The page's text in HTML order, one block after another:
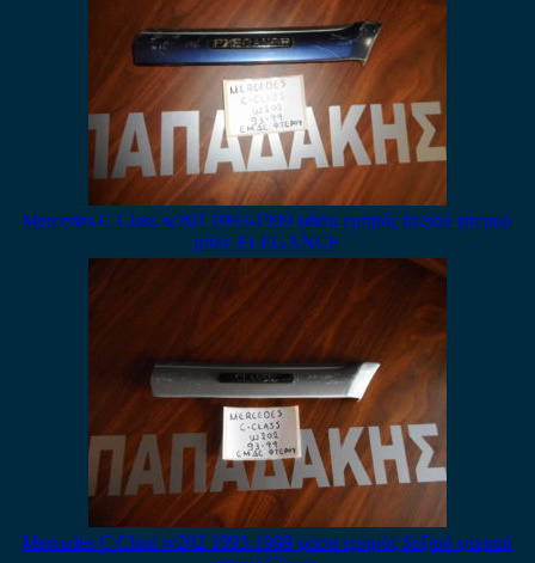
Mercedes C Class w202 1993-1999 φάσα εμπρός δεξιού φτερού
μπλε ELEGANCE
Mercedes C Class w202 1993-1999 φάσα εμπρός δεξιού φτερού